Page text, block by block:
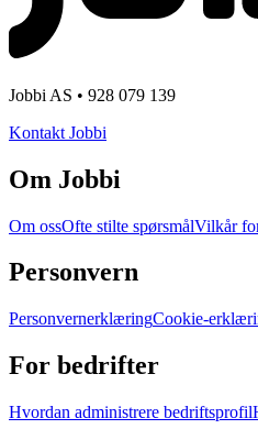
Jobbi AS • 928 079 139
Kontakt Jobbi
Om Jobbi
Om ossOfte stilte spørsmålVilkår
Personvern
PersonvernerklæringCookie-
For bedrifter
Hvordan administrere bedriftsprofil